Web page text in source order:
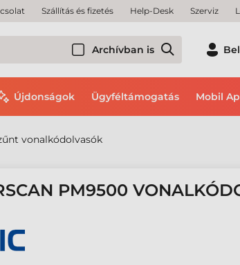
Szállítás és fizetés Help-Desk Szerviz
Archívban is
Újdonságok Ügyféltámogatás Mobil
vonalkódolvasók
PM9500